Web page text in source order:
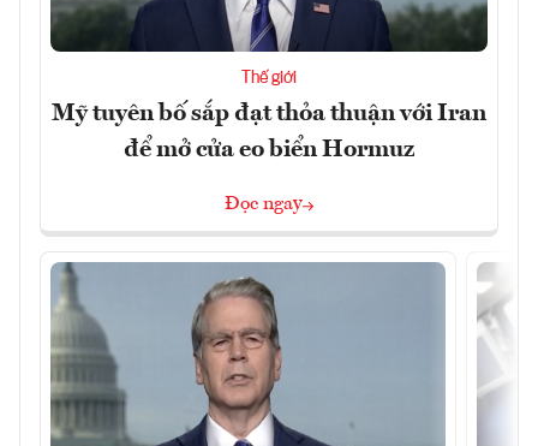
Thế giới
Mỹ tuyên bố sắp đạt thỏa thuận với Iran
để mở cửa eo biển Hormuz
Đọc ngay